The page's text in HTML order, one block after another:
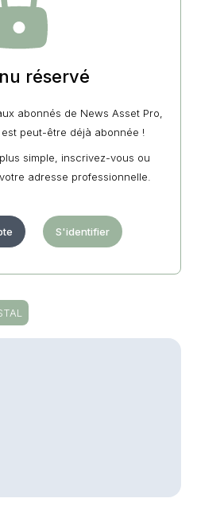
réservé
abonnés de News Asset Pro,
peut-être déjà abonnée !
simple, inscrivez-vous ou
adresse professionnelle.
S'identifier